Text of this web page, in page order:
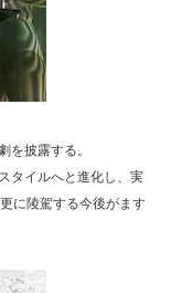
を披露する。
タイルへと進化し、実
に陵駕する今後がます